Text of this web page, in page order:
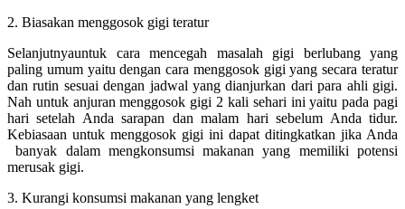
2. Biasakan menggosok gigi teratur
Selanjutnyauntuk cara mencegah masalah gigi berlubang yang
paling umum yaitu dengan cara menggosok gigi yang secara teratur
dan rutin sesuai dengan jadwal yang dianjurkan dari para ahli gigi.
Nah untuk anjuran menggosok gigi 2 kali sehari ini yaitu pada pagi
hari setelah Anda sarapan dan malam hari sebelum Anda tidur.
Kebiasaan untuk menggosok gigi ini dapat ditingkatkan jika Anda
banyak dalam mengkonsumsi makanan yang memiliki potensi
merusak gigi.
3. Kurangi konsumsi makanan yang lengket